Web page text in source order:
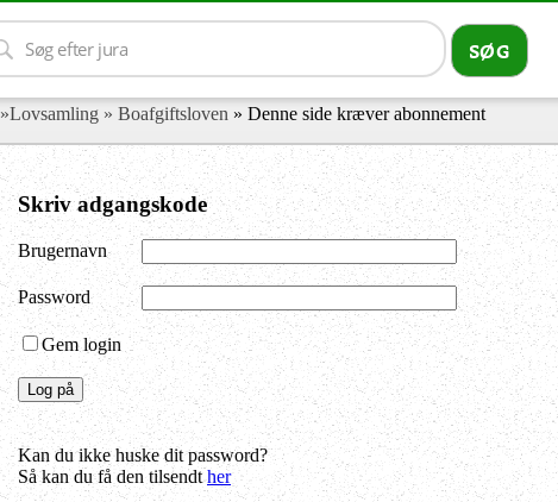
»Lovsamling » Boafgiftsloven » Denne side kræver abonnement
Skriv adgangskode
Brugernavn
Password
Gem login
Kan du ikke huske dit password?
Så kan du få den tilsendther